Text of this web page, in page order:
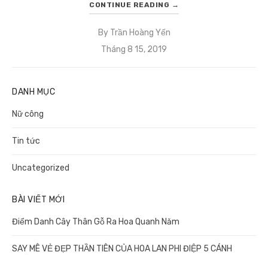
CONTINUE READING →
By Trần Hoàng Yến
Posted
Tháng 8 15, 2019
DANH MỤC
Nữ công
Tin tức
Uncategorized
BÀI VIẾT MỚI
Điểm Danh Cây Thân Gỗ Ra Hoa Quanh Năm
SAY MÊ VẺ ĐẸP THẦN TIÊN CỦA HOA LAN PHI ĐIỆP 5 CÁNH